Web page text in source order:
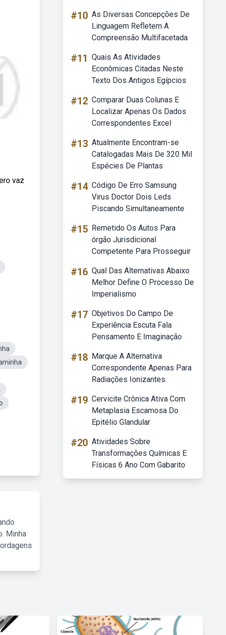
vaz
Minha
#10 As Diversas Concepções De
Linguagem Refletem A
Compreensão Multifacetada
#11 Quais As Atividades
Econômicas Citadas Neste
Texto Dos Antigos Egípcios
#12 Comparar Duas Colunas E
Localizar Apenas Os Dados
Correspondentes Excel
#13 Atualmente Encontram-se
Catalogadas Mais De 320 Mil
Espécies De Plantas
#14 Código De Erro Samsung
Virus Doctor Dois Leds
Piscando Simultaneamente
#15 Remetido Os Autos Para
órgão Jurisdicional
Competente Para Prosseguir
#16 Qual Das Alternativas Abaixo
Melhor Define O Processo De
Imperialismo
#17 Objetivos Do Campo De
Experiência Escuta Fala
Pensamento E Imaginação
#18 Marque A Alternativa
Correspondente Apenas Para
Radiações Ionizantes.
#19 Cervicite Crônica Ativa Com
Metaplasia Escamosa Do
Epitélio Glandular
#20 Atividades Sobre
Transformações Químicas E
Físicas 6 Ano Com Gabarito